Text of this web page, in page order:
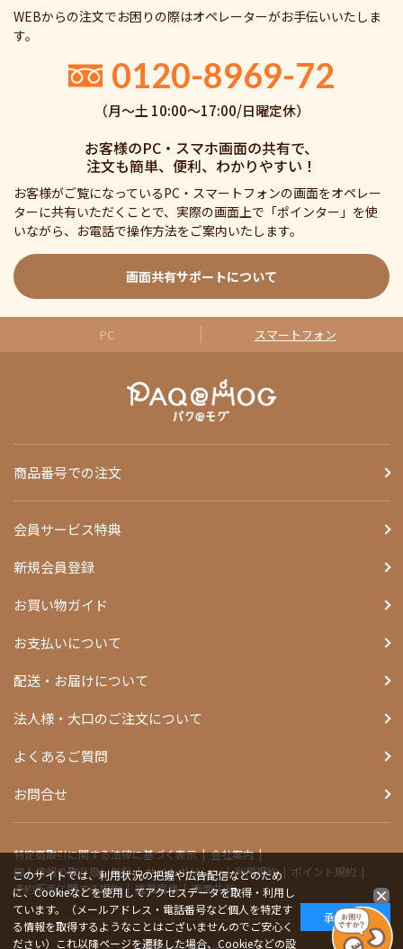
WEBからの注文でお困りの際はオペレーターがお手伝いいたしま
す。
0120-8969-72
（月〜土 10:00〜17:00/日曜定休）
お客様のPC・スマホ画面の共有で、
注文も簡単、便利、わかりやすい！
お客様がご覧になっているPC・スマートフォンの画面をオペレー
ターに共有いただくことで、実際の画面上で「ポインター」を使
いながら、お電話で操作方法をご案内いたします。
画面共有サポートについて
PC スマートフォン
商品番号での注文
会員サービス特典
新規会員登録
お買い物ガイド
お支払いについて
配送・お届けについて
法人様・大口のご注文について
よくあるご質問
お問合せ
特定商取引に関する法律に基づく表示
会社案内
個人情報の取り扱い指針
サイトポリシー 利用規約
ポイント規約
予約販売に関する規約
推奨環境 画面共有
このサイトでは、利用状況の把握や広告配信などのため
に、Cookieなどを使用してアクセスデータを取得・利用し
ています。（メールアドレス・電話番号など個人を特定す
る情報を取得するようなことはございませんのでご安心く
ださい）これ以降ページを遷移した場合、Cookieなどの設
承諾する